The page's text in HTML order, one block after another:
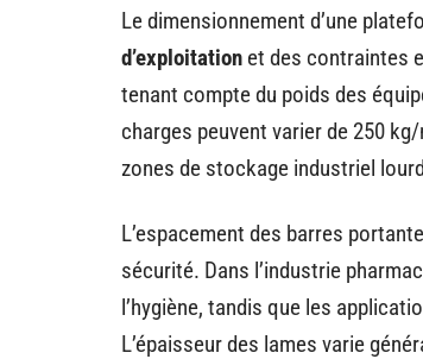
Le dimensionnement d’une
d’exploitation et des contraintes
tenant compte du poids des
charges peuvent varier de 250
zones de stockage industriel
L’espacement des barres
sécurité. Dans l’industrie
l’hygiène, tandis que les
L’épaisseur des lames varie